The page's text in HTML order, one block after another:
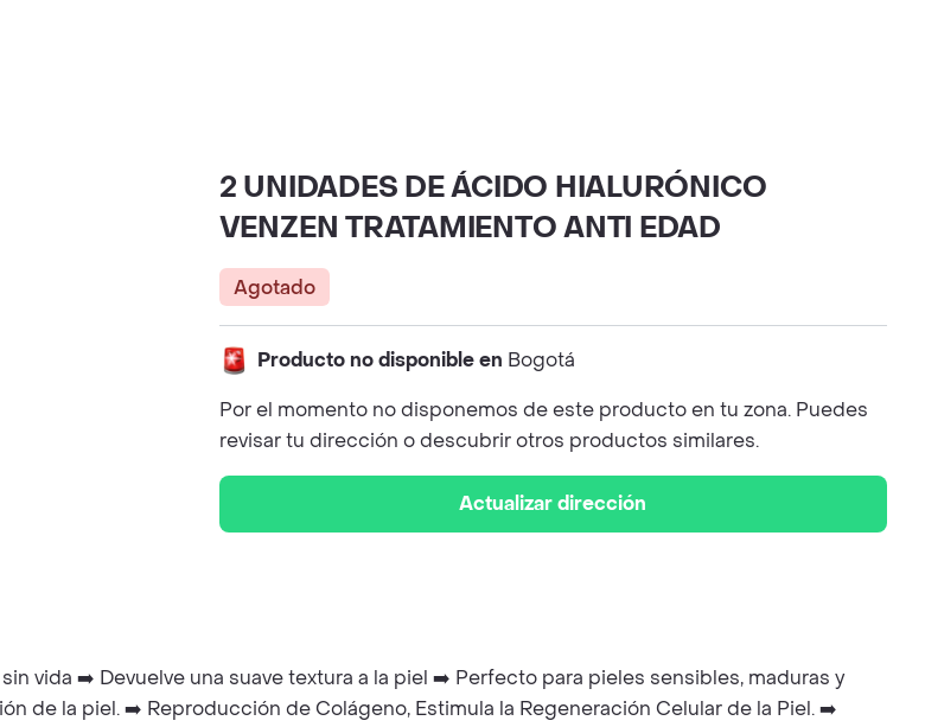
2 UNIDADES DE ÁCIDO HIALURÓNICO
VENZEN TRATAMIENTO ANTI EDAD
Agotado
Producto no disponible en Bogotá
Por el momento no disponemos de este producto en tu zona. Puedes
revisar tu dirección o descubrir otros productos similares.
Actualizar dirección
vida ➡️ Devuelve una suave textura a la piel ➡️ Perfecto para pieles sensibles, maduras y
de la piel. ➡️ Reproducción de Colágeno, Estimula la Regeneración Celular de la Piel. ➡️